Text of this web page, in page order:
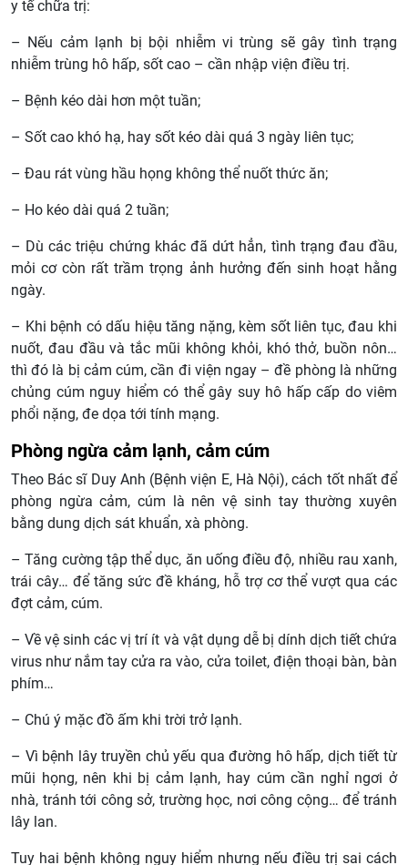
y tế chữa trị:
– Nếu cảm lạnh bị bội nhiễm vi trùng sẽ gây tình trạng
nhiễm trùng hô hấp, sốt cao – cần nhập viện điều trị.
– Bệnh kéo dài hơn một tuần;
– Sốt cao khó hạ, hay sốt kéo dài quá 3 ngày liên tục;
– Đau rát vùng hầu họng không thể nuốt thức ăn;
– Ho kéo dài quá 2 tuần;
– Dù các triệu chứng khác đã dứt hẳn, tình trạng đau đầu,
mỏi cơ còn rất trầm trọng ảnh hưởng đến sinh hoạt hằng
ngày.
– Khi bệnh có dấu hiệu tăng nặng, kèm sốt liên tục, đau khi
nuốt, đau đầu và tắc mũi không khỏi, khó thở, buồn nôn…
thì đó là bị cảm cúm, cần đi viện ngay – đề phòng là những
chủng cúm nguy hiểm có thể gây suy hô hấp cấp do viêm
phổi nặng, đe dọa tới tính mạng.
Phòng ngừa cảm lạnh, cảm cúm
Theo Bác sĩ Duy Anh (Bệnh viện E, Hà Nội), cách tốt nhất để
phòng ngừa cảm, cúm là nên vệ sinh tay thường xuyên
bằng dung dịch sát khuẩn, xà phòng.
– Tăng cường tập thể dục, ăn uống điều độ, nhiều rau xanh,
trái cây… để tăng sức đề kháng, hỗ trợ cơ thể vượt qua các
đợt cảm, cúm.
– Về vệ sinh các vị trí ít và vật dụng dễ bị dính dịch tiết chứa
virus như nắm tay cửa ra vào, cửa toilet, điện thoại bàn, bàn
phím…
– Chú ý mặc đồ ấm khi trời trở lạnh.
– Vì bệnh lây truyền chủ yếu qua đường hô hấp, dịch tiết từ
mũi họng, nên khi bị cảm lạnh, hay cúm cần nghỉ ngơi ở
nhà, tránh tới công sở, trường học, nơi công cộng… để tránh
lây lan.
Tuy hai bệnh không nguy hiểm nhưng nếu điều trị sai cách